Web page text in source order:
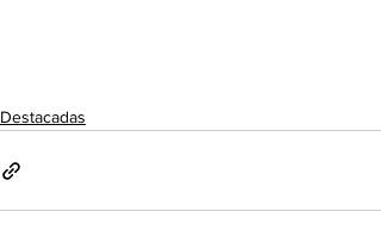
Destacadas